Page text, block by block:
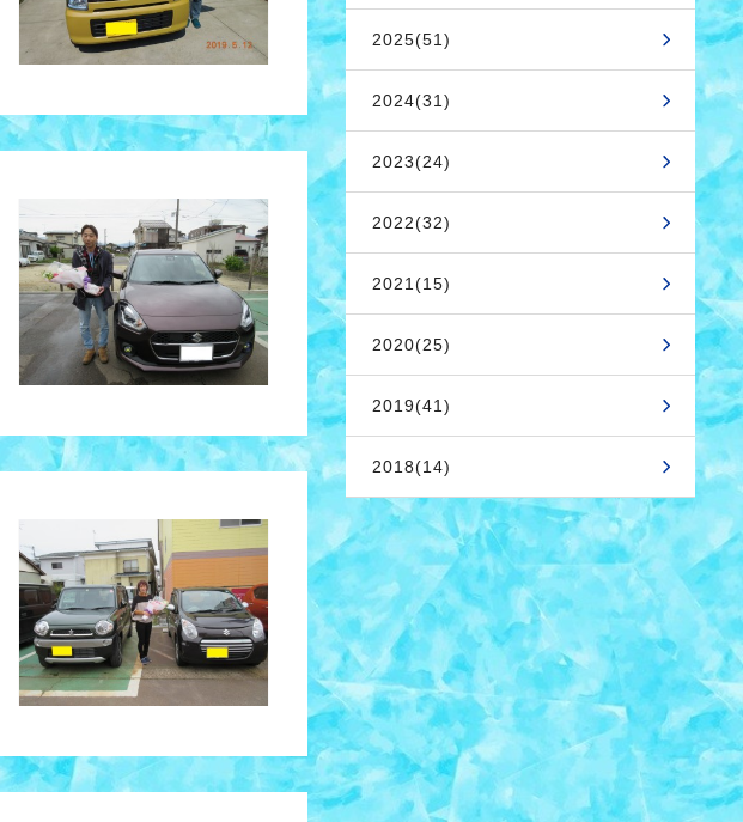
2025(51)
2024(31)
2023(24)
2022(32)
2021(15)
2020(25)
2019(41)
2018(14)